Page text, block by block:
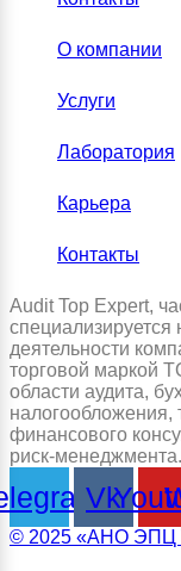
О компании
Услуги
Лаборатория
Карьера
Контакты
Audit Top Expert,
специализируется
деятельности
торговой маркой
области аудита,
налогообложения,
финансового
риск-менеджмента.
Vk
© 2025 «АНО ЭПЦ